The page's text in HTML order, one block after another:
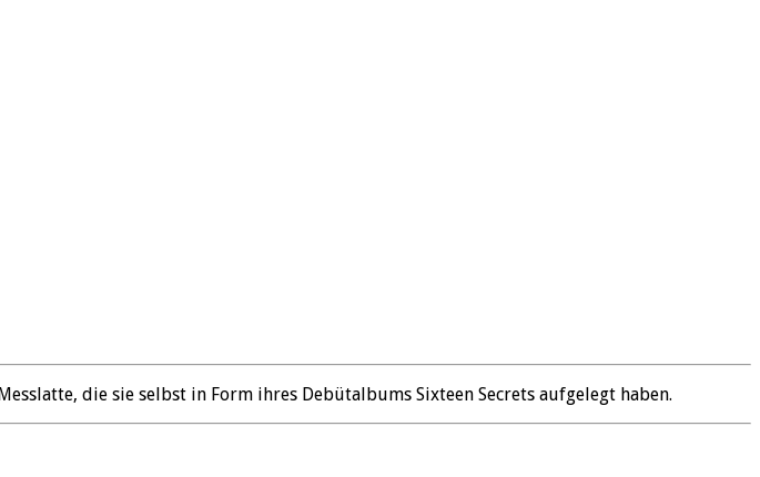
die sie selbst in Form ihres Debütalbums Sixteen Secrets aufgelegt haben.